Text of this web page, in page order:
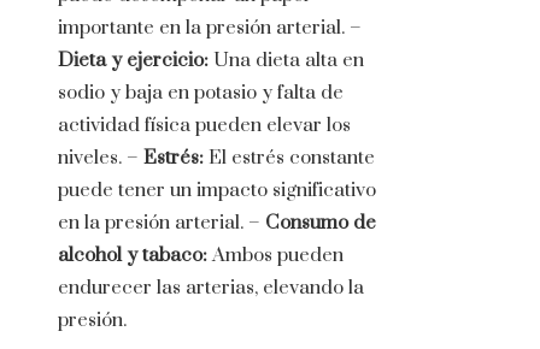
importante en la presión arterial. –
Dieta y ejercicio: Una dieta alta en
sodio y baja en potasio y falta de
actividad física pueden elevar los
niveles. – Estrés: El estrés constante
puede tener un impacto significativo
en la presión arterial. – Consumo de
alcohol y tabaco:Ambos pueden
endurecer las arterias, elevando la
presión.